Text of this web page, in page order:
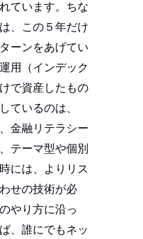
ています。ちな
、この５年だけ
ーンをあげてい
用（インデック
で資産したもの
ているのは、
金融リテラシー
テーマ型や個別
には、よりリス
せの技術が必
やり方に沿っ
、誰にでもネッ